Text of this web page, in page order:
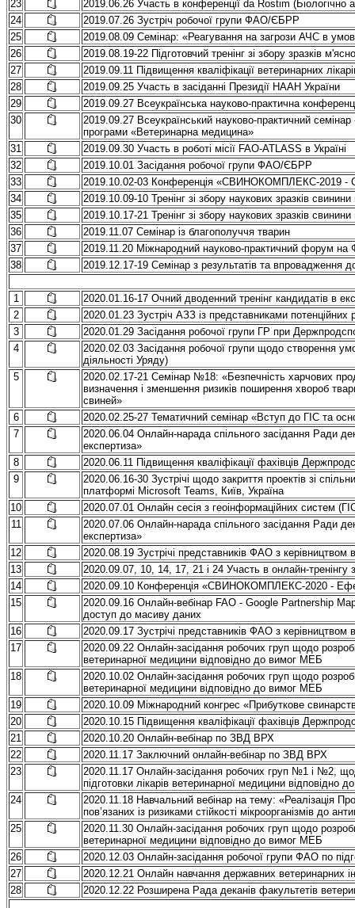
23
2019.06.26 Участь в конференції da Rostim (Біологічно
24
2019.07.26 Зустріч робочої групи ФАО/ЄБРР
25
2019.08.09 Семінар: «Реагування на загрози АЧС в
26
2019.08.19-22 Підготовчий тренінг зі збору зразків
27
2019.09.11 Підвищення кваліфікації ветеринарних
28
2019.09.25 Участь в засіданні Президії НААН України
29
2019.09.27 Всеукраїнська науково-практична
30
2019.09.27 Всеукраїнський науково-практичний
програми «Ветеринарна медицина»
31
2019.09.30 Участь в роботі місії FAO-ATLASS в Україні
32
2019.10.01 Засідання робочої групи ФАО/ЄБРР
33
2019.10.02-03 Конференція «СВИНОКОМПЛЕКС-2019
34
2019.10.09-10 Тренінг зі збору наукових зразків
35
2019.10.17-21 Тренінг зі збору наукових зразків
36
2019.11.07 Семінар із благополуччя тварин
37
2019.11.20 Міжнародний науково-практичний форум
38
2019.12.17-19 Семінар з результатів та
1
2020.01.16-17 Очний дводенний тренінг кандидатів в
2
2020.01.23 Зустріч АЗЗ із представниками потенційних
3
2020.01.29 Засідання робочої групи ГР при
4
2020.02.03 Засідання робочої групи щодо створення
діяльності Уряду)
5
2020.02.17-21 Семінар №18: «Безпечність харчових
визначення і зменшення ризиків поширення хвороб
свиней»
6
2020.02.25-27 Тематичний семінар «Вступ до ГІС та
7
2020.06.04 Онлайн-нарада спільного засідання Ради
експертиза»
8
2020.06.11 Підвищення кваліфікації фахівців
9
2020.06.16-30 Зустрічі щодо закриття проектів зі
платформі Microsoft Teams, Київ, Україна
10
2020.07.01 Онлайн сесія з геоінформаційних систем
11
2020.07.06 Онлайн-нарада спільного засідання Ради
експертиза»
12
2020.08.19 Зустрічі представників ФАО з керівництвом
13
2020.09.07, 10, 14, 17, 21 і 24 Участь в онлайн-тренінгу
14
2020.09.10 Конференція «СВИНОКОМПЛЕКС-2020 -
15
2020.09.16 Онлайн-вебінар FAO - Google Partnership
доступ до масиву даних
16
2020.09.17 Зустрічі представників ФАО з
17
2020.09.22 Онлайн-засідання робочих груп щодо
ветеринарної медицини відповідно до вимог МЕБ
18
2020.10.02 Онлайн-засідання робочих груп щодо
ветеринарної медицини відповідно до вимог МЕБ
19
2020.10.09 Міжнародний конгрес «Прибуткове
20
2020.10.15 Підвищення кваліфікації фахівців
21
2020.10.20 Онлайн-вебінар по ЗВД ВРХ
22
2020.11.17 Заключний онлайн-вебінар по ЗВД ВРХ
23
2020.11.17 Онлайн-засідання робочих груп №1 і №2,
підготовки лікарів ветеринарної медицини відповідно
24
2020.11.18 Навчальний вебінар на тему: «Реалізація
пов’язаних із ризиками стійкості мікроорганізмів до
25
2020.11.30 Онлайн-засідання робочих груп щодо
ветеринарної медицини відповідно до вимог МЕБ
26
2020.12.03 Онлайн-засідання робочої групи ФАО по
27
2020.12.21 Онлайн навчання державних ветеринарних
28
2020.12.22 Розширена Рада деканів факультетів